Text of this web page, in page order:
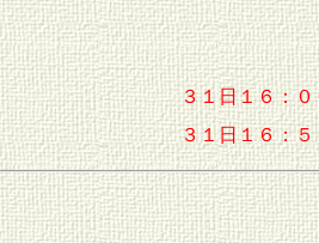
３１日１６：
３１日１６：